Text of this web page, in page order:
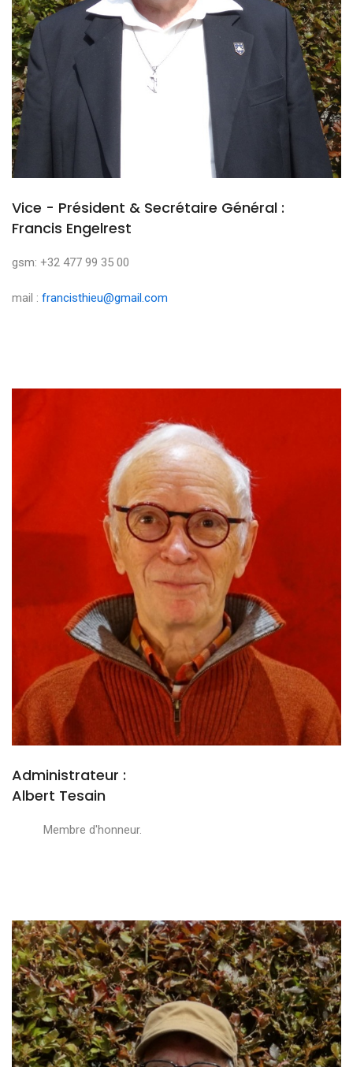
Vice - Président & Secrétaire Général :
Francis Engelrest
gsm: +32 477 99 35 00
mail : francisthieu@gmail.com
Administrateur :
Albert Tesain
Membre d'honneur.